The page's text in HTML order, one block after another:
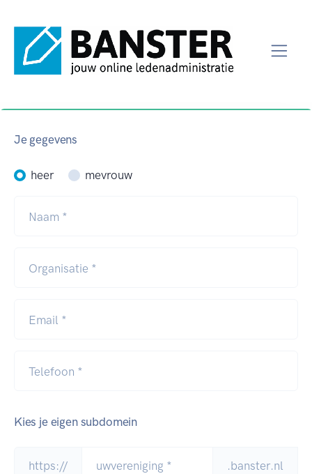
Home Over ons Gratis demo
Je gegevens
heer mevrouw
Naam *
Organisatie *
Email *
Telefoon *
Kies je eigen subdomein
https:// .banster.nl